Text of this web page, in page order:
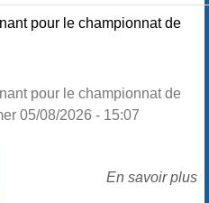
pour le championnat de
pour le championnat de
05/08/2026 - 15:07
En savoir plus